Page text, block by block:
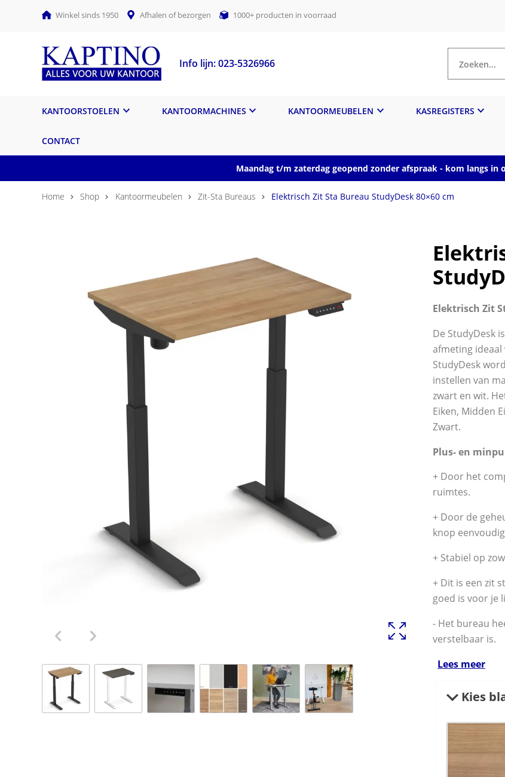
Winkel sinds 1950 Afhalen of bezorgen 1000+ producten in voorraad
Info lijn: 023-5326966 Zoeken...
KANTOORSTOELEN KANTOORMACHINES KANTOORMEUBELEN KASREGISTERS
CONTACT
Maandag t/m zaterdag geopend zonder afspraak - kom langs in
Home Shop Kantoormeubelen Zit-Sta Bureaus Elektrisch Zit Sta Bureau StudyDesk 80×60 cm
Elektrisch Zit
De StudyDesk
afmeting
StudyDesk
instellen van
zwart en wit.
Eiken, Midden
Zwart.
Plus- en
+ Door het
ruimtes.
+ Door de
knop
+ Stabiel op
+ Dit is een zit
goed is voor je
- Het bureau
verstelbaar is.
Lees meer
Kies